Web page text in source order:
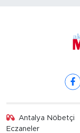
Antalya Nöbetçi
Eczaneler